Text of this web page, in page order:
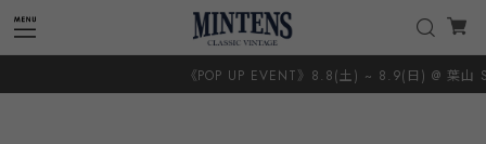
《POP UP EVENT》8.8(土) ~ 8.9(日) @ 葉山